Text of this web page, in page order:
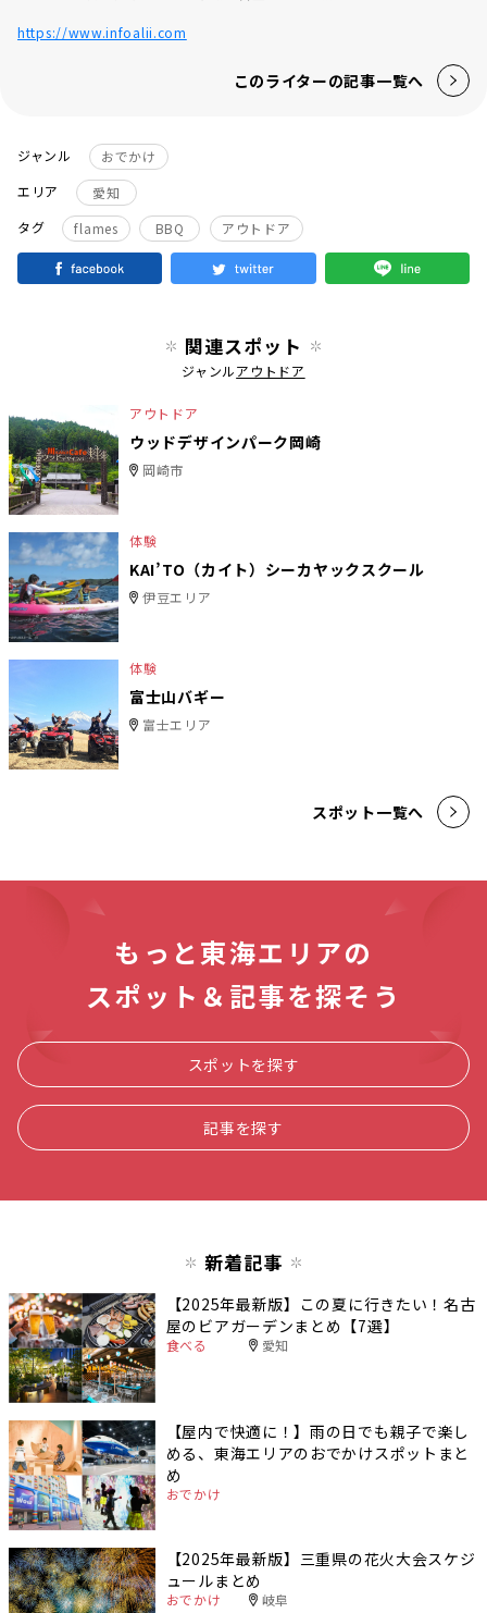
https://www.infoalii.com
このライターの記事一覧へ
ジャンル
おでかけ
エリア
愛知
タグ
flames BBQ アウトドア
関連スポット
ジャンルアウトドア
アウトドア
ウッドデザインパーク岡崎
岡崎市
体験
KAI’TO（カイト）シーカヤックスクール
伊豆エリア
体験
富士山バギー
富士エリア
スポット一覧へ
もっと東海エリアの
スポット＆記事を探そう
スポットを探す
記事を探す
新着記事
【2025年最新版】この夏に行きたい！名古
屋のビアガーデンまとめ【7選】
食べる 愛知
【屋内で快適に！】雨の日でも親子で楽し
める、東海エリアのおでかけスポットまと
め
おでかけ
【2025年最新版】三重県の花火大会スケジ
ュールまとめ
おでかけ 岐阜